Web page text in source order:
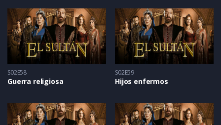
S02E58
Guerra religiosa
S02E59
Hijos enfermos